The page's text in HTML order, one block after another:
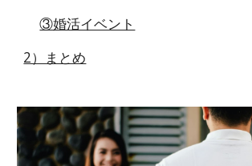
③婚活イベント
2）まとめ